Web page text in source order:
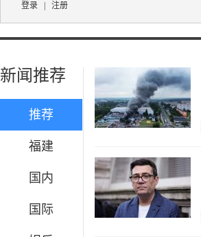
登录 注册
新闻推荐
推荐
福建
国内
国际